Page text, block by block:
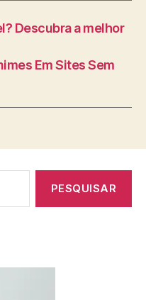
Descubra a melhor
Em Sites Sem